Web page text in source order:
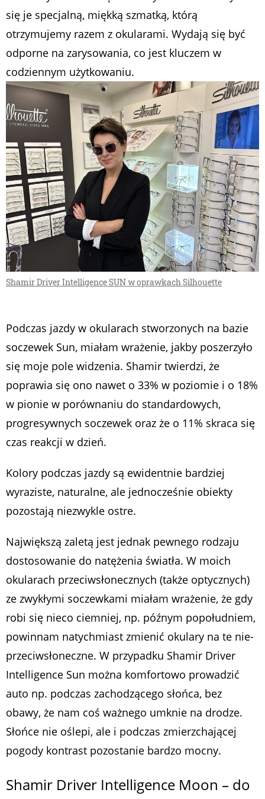
się je specjalną, miękką szmatką, którą
otrzymujemy razem z okularami. Wydają się być
odporne na zarysowania, co jest kluczem w
codziennym użytkowaniu.
Shamir Driver Intelligence SUN w oprawkach Silhouette
Podczas jazdy w okularach stworzonych na bazie
soczewek Sun, miałam wrażenie, jakby poszerzyło
się moje pole widzenia. Shamir twierdzi, że
poprawia się ono nawet o 33% w poziomie i o 18%
w pionie w porównaniu do standardowych,
progresywnych soczewek oraz że o 11% skraca się
czas reakcji w dzień.
Kolory podczas jazdy są ewidentnie bardziej
wyraziste, naturalne, ale jednocześnie obiekty
pozostają niezwykle ostre.
Największą zaletą jest jednak pewnego rodzaju
dostosowanie do natężenia światła. W moich
okularach przeciwsłonecznych (także optycznych)
ze zwykłymi soczewkami miałam wrażenie, że gdy
robi się nieco ciemniej, np. późnym popołudniem,
powinnam natychmiast zmienić okulary na te nie-
przeciwsłoneczne. W przypadku Shamir Driver
Intelligence Sun można komfortowo prowadzić
auto np. podczas zachodzącego słońca, bez
obawy, że nam coś ważnego umknie na drodze.
Słońce nie oślepi, ale i podczas zmierzchającej
pogody kontrast pozostanie bardzo mocny.
Shamir Driver Intelligence Moon – do